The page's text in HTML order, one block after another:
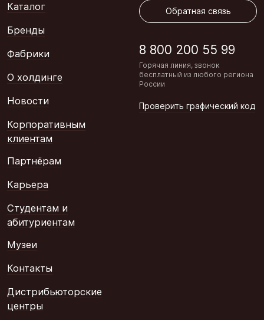
Каталог
Бренды
Фабрики
О холдинге
Новости
Корпоративным
клиентам
Партнёрам
Карьера
Студентам и
абитуриентам
Музеи
Контакты
Дистрибьюторские
центры
Обратная связь
8 800 200 55 99
Горячая линия, звонок
бесплатный из любого региона
России
Проверить графический код